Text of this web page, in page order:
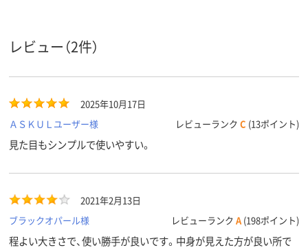
レビュー（2件）
2025年10月17日
ＡＳＫＵＬユーザー様
レビューランク C (13ポイント)
見た目もシンプルで使いやすい。
2021年2月13日
ブラックオパール様
レビューランク A (198ポイント)
程よい大きさで、使い勝手が良いです。中身が見えた方が良い所で